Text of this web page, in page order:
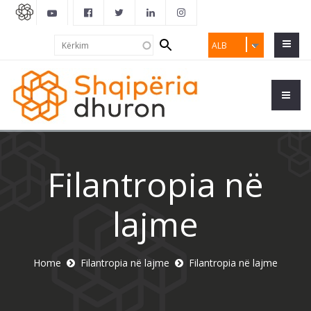
ALB
Search
form
Filantropia në
lajme
Home Filantropia në lajme Filantropia në lajme